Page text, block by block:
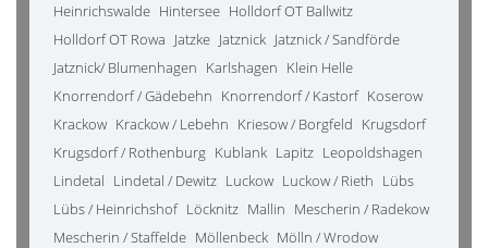
Heinrichswalde Hintersee Holldorf OT Ballwitz
Holldorf OT Rowa Jatzke Jatznick Jatznick / Sandförde
Jatznick/ Blumenhagen Karlshagen Klein Helle
Knorrendorf / Gädebehn Knorrendorf / Kastorf Koserow
Krackow Krackow / Lebehn Kriesow / Borgfeld Krugsdorf
Krugsdorf / Rothenburg Kublank Lapitz Leopoldshagen
Lindetal Lindetal / Dewitz Luckow Luckow / Rieth Lübs
Lübs / Heinrichshof Löcknitz Mallin Mescherin / Radekow
Mescherin / Staffelde Möllenbeck Mölln / Wrodow